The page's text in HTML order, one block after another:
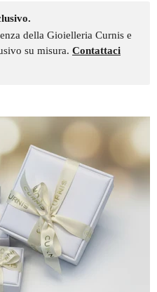
della Gioielleria Curnis e
su misura. Contattaci